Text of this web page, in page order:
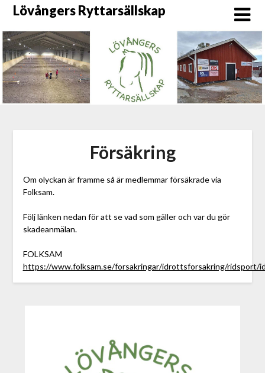
Skip
content
Lövångers Ryttarsällskap
Försäkring
Om olyckan är framme så är medlemmar försäkrade via
Folksam.
Följ länken nedan för att se vad som gäller och var du gör
skadeanmälan.
FOLKSAM
https://www.folksam.se/forsakringar/idrottsforsakring/ridsport/